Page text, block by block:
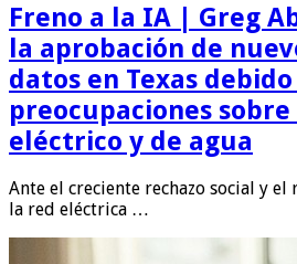
Freno a la IA | Greg
la aprobación de
datos en Texas debido
preocupaciones
eléctrico y de agua
Ante el creciente rechazo social y el
la red eléctrica …